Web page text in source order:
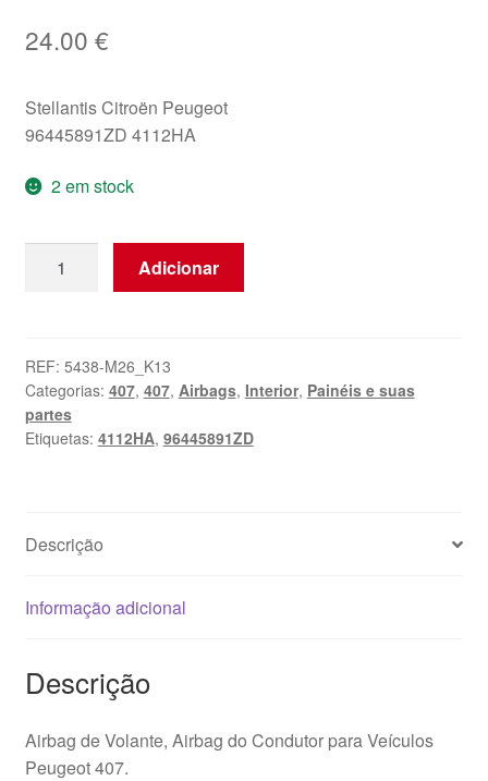
24.00 €
Stellantis Citroën Peugeot
96445891ZD 4112HA
2 em stock
volante
Peugeot
407
96445891ZD
Adicionar
REF: 5438-M26_K13
Categorias: 407, 407, Airbags, Interior, Painéis e suas
partes
Etiquetas: 4112HA, 96445891ZD
Descrição
Informação adicional
Descrição
Airbag de Volante, Airbag do Condutor para Veículos
Peugeot 407.